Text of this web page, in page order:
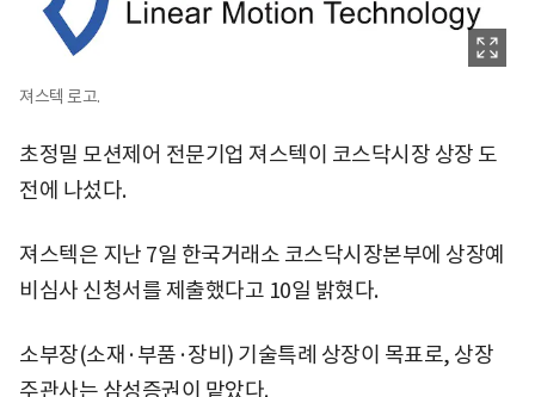
져스텍 로고.
초정밀 모션제어 전문기업 져스텍이 코스닥시장 상장 도
전에 나섰다.
져스텍은 지난 7일 한국거래소 코스닥시장본부에 상장예
비심사 신청서를 제출했다고 10일 밝혔다.
소부장(소재·부품·장비) 기술특례 상장이 목표로, 상장
주관사는 삼성증권이 맡았다.